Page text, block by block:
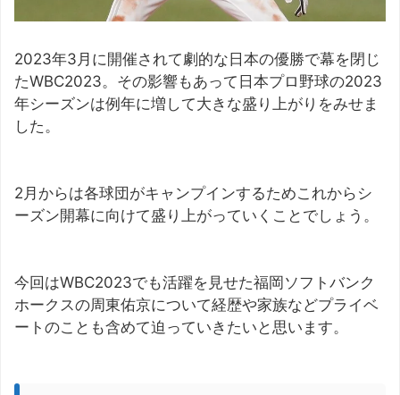
2023年3月に開催されて劇的な日本の優勝で幕を閉じ
たWBC2023。その影響もあって日本プロ野球の2023
年シーズンは例年に増して大きな盛り上がりをみせま
した。
2月からは各球団がキャンプインするためこれからシ
ーズン開幕に向けて盛り上がっていくことでしょう。
今回はWBC2023でも活躍を見せた福岡ソフトバンク
ホークスの周東佑京について経歴や家族などプライベ
ートのことも含めて迫っていきたいと思います。